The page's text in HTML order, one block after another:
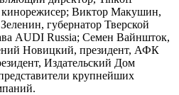
кинорежисер; Виктор Макушин,
губернатор Тверской
AUDI Russia; Семен Вайншток,
Новицкий, президент, АФК
Издательский Дом
крупнейших